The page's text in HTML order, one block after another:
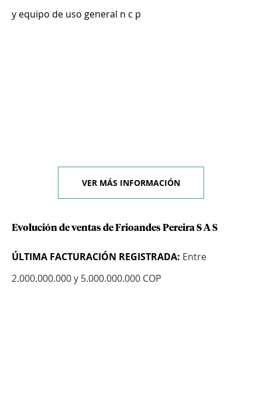
y equipo de uso general n c p
VER MÁS INFORMACIÓN
Evolución de ventas de Frioandes Pereira S A S
ÚLTIMA FACTURACIÓN REGISTRADA: Entre
2.000.000.000 y 5.000.000.000 COP